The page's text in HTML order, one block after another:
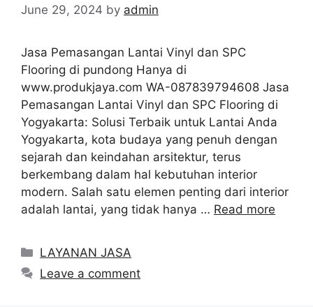
June 29, 2024 by admin
Jasa Pemasangan Lantai Vinyl dan SPC
Flooring di pundong Hanya di
www.produkjaya.com WA-087839794608 Jasa
Pemasangan Lantai Vinyl dan SPC Flooring di
Yogyakarta: Solusi Terbaik untuk Lantai Anda
Yogyakarta, kota budaya yang penuh dengan
sejarah dan keindahan arsitektur, terus
berkembang dalam hal kebutuhan interior
modern. Salah satu elemen penting dari interior
adalah lantai, yang tidak hanya … Read more
Categories
LAYANAN JASA
Leave a comment